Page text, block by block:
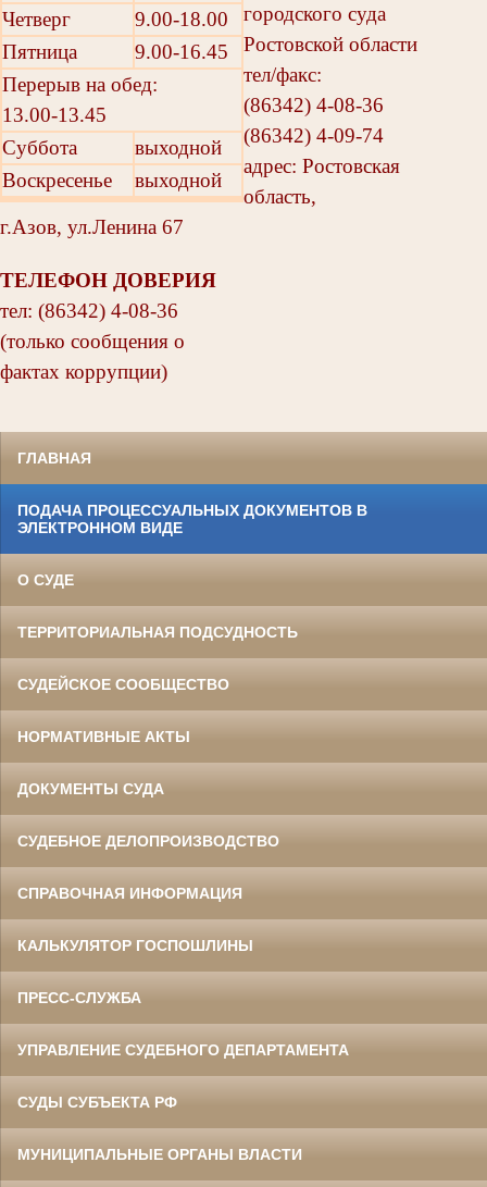
Четверг
9.00-18.00
Пятница
9.00-16.45
Перерыв на обед:
13.00-13.45
Суббота
выходной
Воскресенье
выходной
городского суда
Ростовской области
тел/факс:
(86342) 4-08-36
(86342) 4-09-74
адрес: Ростовская
область,
г.Азов, ул.Ленина 67
ТЕЛЕФОН ДОВЕРИЯ
тел: (86342) 4-08-36
(только сообщения о
фактах коррупции)
ГЛАВНАЯ
ПОДАЧА ПРОЦЕССУАЛЬНЫХ ДОКУМЕНТОВ В
ЭЛЕКТРОННОМ ВИДЕ
О СУДЕ
ТЕРРИТОРИАЛЬНАЯ ПОДСУДНОСТЬ
СУДЕЙСКОЕ СООБЩЕСТВО
НОРМАТИВНЫЕ АКТЫ
ДОКУМЕНТЫ СУДА
СУДЕБНОЕ ДЕЛОПРОИЗВОДСТВО
СПРАВОЧНАЯ ИНФОРМАЦИЯ
КАЛЬКУЛЯТОР ГОСПОШЛИНЫ
ПРЕСС-СЛУЖБА
УПРАВЛЕНИЕ СУДЕБНОГО ДЕПАРТАМЕНТА
СУДЫ СУБЪЕКТА РФ
МУНИЦИПАЛЬНЫЕ ОРГАНЫ ВЛАСТИ